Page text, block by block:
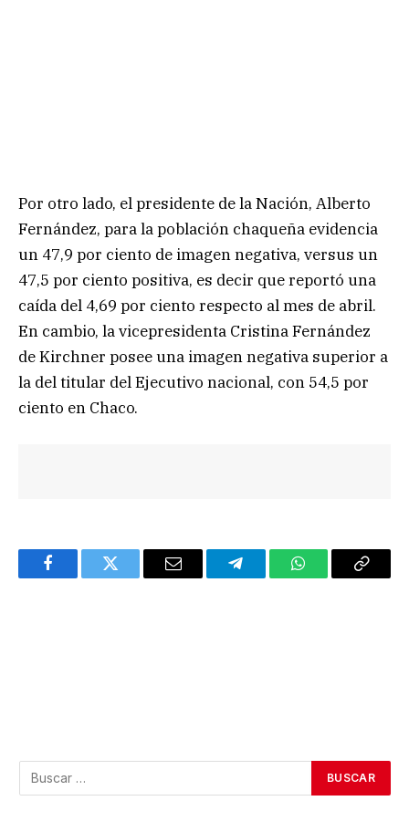
Por otro lado, el presidente de la Nación, Alberto
Fernández, para la población chaqueña evidencia
un 47,9 por ciento de imagen negativa, versus un
47,5 por ciento positiva, es decir que reportó una
caída del 4,69 por ciento respecto al mes de abril.
En cambio, la vicepresidenta Cristina Fernández
de Kirchner posee una imagen negativa superior a
la del titular del Ejecutivo nacional, con 54,5 por
ciento en Chaco.
FacebookTwitter Email TelegramWhatsAppCopy